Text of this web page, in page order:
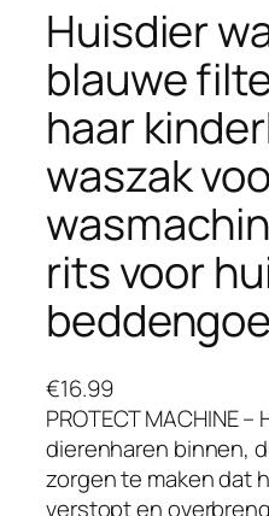
Huisdier
blauwe
haar
waszak
rits voor
€16.99
PROTECT MACHINE
dierenharen binnen,
zorgen te maken dat
verstopt en